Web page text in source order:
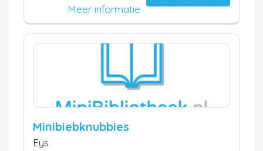
Meer informatie
Minibiebknubbies
Eys